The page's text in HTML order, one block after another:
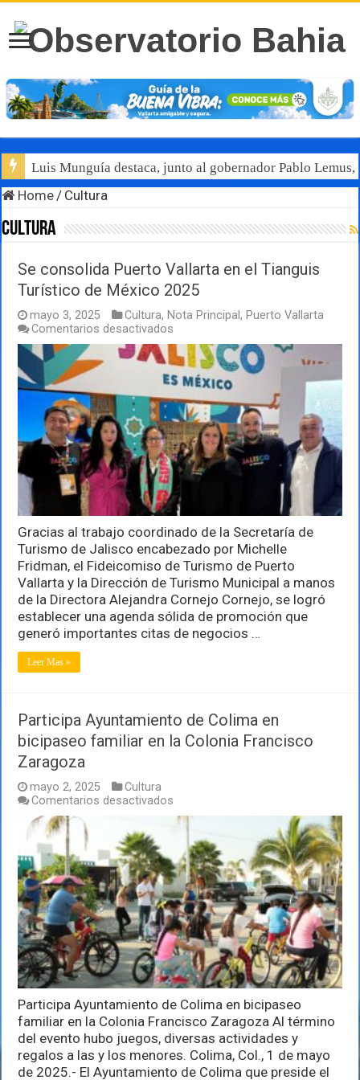
Luis Munguía destaca, junto al gobernador Pablo
Home / Cultura
Cultura
Se consolida Puerto Vallarta en el Tianguis
Turístico de México 2025
mayo 3, 2025 Cultura, Nota Principal, Puerto Vallarta
Comentarios desactivados
Se
consolida
Puerto
Vallarta
en
el
Tianguis
Turístico
de
México
2025
Gracias al trabajo coordinado de la Secretaría de
Turismo de Jalisco encabezado por Michelle
Fridman, el Fideicomiso de Turismo de Puerto
Vallarta y la Dirección de Turismo Municipal a manos
de la Directora Alejandra Cornejo Cornejo, se logró
establecer una agenda sólida de promoción que
generó importantes citas de negocios …
Leer Mas »
Participa Ayuntamiento de Colima en
bicipaseo familiar en la Colonia Francisco
Zaragoza
mayo 2, 2025
Cultura
Comentarios desactivados
Participa
Colima
en
bicipaseo
familiar
en
la
Colonia
Francisco
Zaragoza
Participa Ayuntamiento de Colima en bicipaseo
familiar en la Colonia Francisco Zaragoza Al término
del evento hubo juegos, diversas actividades y
regalos a las y los menores. Colima, Col., 1 de mayo
de 2025.- El Ayuntamiento de Colima que preside el